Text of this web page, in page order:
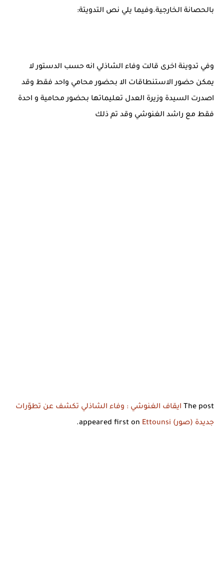
بالحصانة الخارجية.وفيما يلي نص التدويتة:
وفي تدوينة اخرى قالت وفاء الشاذلي انه حسب الدستور لا
يمكن حضور الاستنطاقات الا بحضور محامي واحد فقط وقد
اصدرت السيدة وزيرة العدل تعليماتها بحضور محامية و احدة
فقط مع راشد الغنوشي وقد تم ذلك
The post ايقاف الغنوشي : وفاء الشاذلي تكشف عن تطوّرات
جديدة (صور) Ettounsi
.